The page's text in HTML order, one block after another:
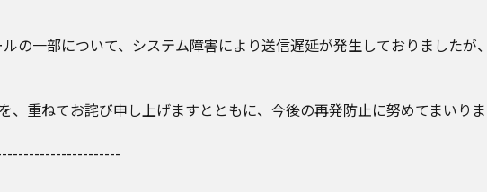
の一部について、システム障害により送信遅延が発生しておりました
重ねてお詫び申し上げますとともに、今後の再発防止に努めてまいりま